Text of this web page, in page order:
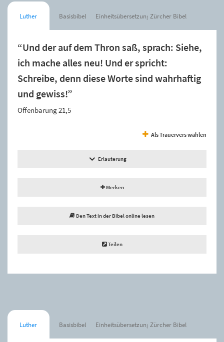
Luther Basisbibel Einheitsübersetzung Zürcher Bibel
“Und der auf dem Thron saß, sprach: Siehe,
ich mache alles neu! Und er spricht:
Schreibe, denn diese Worte sind wahrhaftig
und gewiss!”
Offenbarung 21,5
Als Trauervers wählen
Erläuterung
Merken
Den Text in der Bibel online lesen
Teilen
Luther Basisbibel Einheitsübersetzung Zürcher Bibel